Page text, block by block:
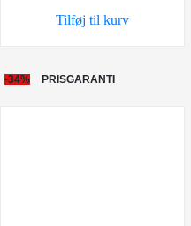
Tilføj til kurv
-34% PRISGARANTI